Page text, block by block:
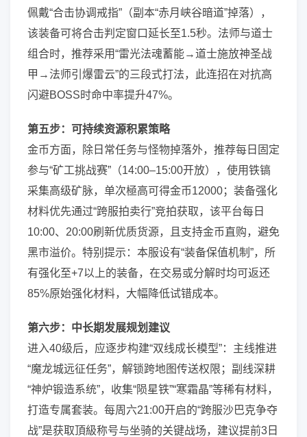
佩戴“合击协调戒指”（副本“赤月峡谷暗道”掉落），
该装备可将合击判定窗口延长至1.5秒。法师与道士
组合时，推荐采用“雷光法魂蓄能→道士施放神圣战
甲→法师引爆雷云”的三段式打法，此连招在对抗高
闪避BOSS时命中率提升47%。
第五步：可持续资源积累策略
金币方面，除日常任务与怪物掉落外，推荐每日固定
参与“矿工挑战赛”（14:00–15:00开放），使用铁镐
采集高级矿脉，单次極高可得金币12000；装备强化
材料优先通过“跨服拍卖行”竞拍获取，该平台每日
10:00、20:00刷新优质货源，且支持金币直购，避免
黑市溢价。特别提示：本服设有“装备保值机制”，所
有强化至+7以上的装备，在交易或分解时均可返还
85%原始强化材料，大幅降低试错成本。
第六步：中长期发展规划建议
进入40级后，应逐步构建“双线成长模型”：主线推进
“魔龙城远征任务”，解锁跨地图传送权限；副线深耕
“神炉锻造系统”，收集“陨星铁”“寒霜晶”等稀有材料，
打造专属套装。每周六21:00开启的“跨服沙巴克争夺
战”是获取頂級称号与坐骑的关键战场，建议提前3日